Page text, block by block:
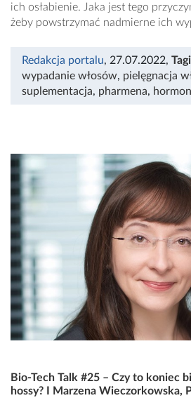
ich osłabienie. Jaka jest tego
żeby powstrzymać nadmierne ich
Redakcja portalu, 27.07.2022,
wypadanie włosów, pielęgnacja
suplementacja, pharmena,
Bio-Tech Talk #25 – Czy to koniec
hossy? I Marzena Wieczorkowska,